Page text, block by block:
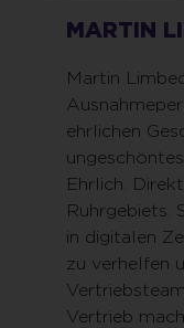
MARTIN
Martin
ehrlichen
Ehrlich.
Ruhrgebiets.
in digitalen
zu verhelfen
Vertrieb